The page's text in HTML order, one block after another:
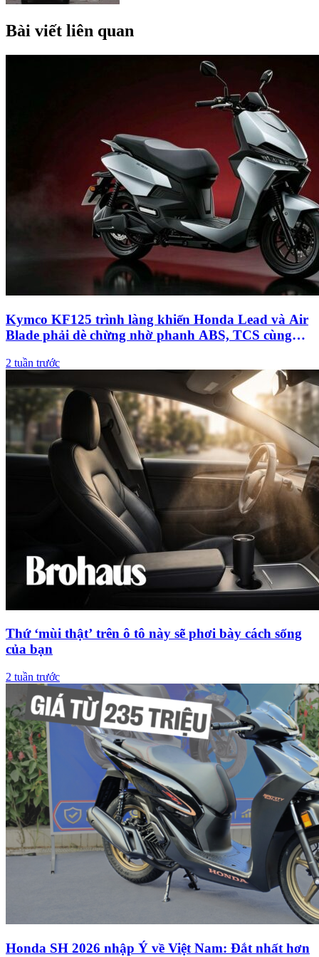
Bài viết liên quan
Kymco KF125 trình làng khiến Honda Lead và Air
Blade phải dè chừng nhờ phanh ABS, TCS cùng
2 tuần trước
Thứ ‘mùi thật’ trên ô tô này sẽ phơi bày cách sống
của bạn
2 tuần trước
Honda SH 2026 nhập Ý về Việt Nam: Đắt nhất hơn